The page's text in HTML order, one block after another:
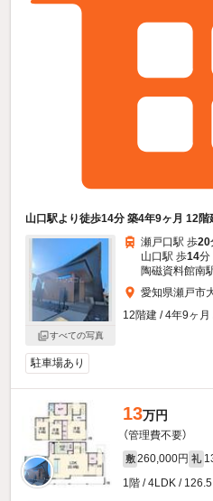
山口駅より徒歩14分 築4年9ヶ月 12階
すべての写真
瀬戸口駅 歩20
山口駅 歩14分
陶磁資料館南
愛知県瀬戸市
12階建 / 4年9ヶ月
駐車場あり
13万円
（管理費不要）
敷 260,000円 礼
1階 / 4LDK / 126.5